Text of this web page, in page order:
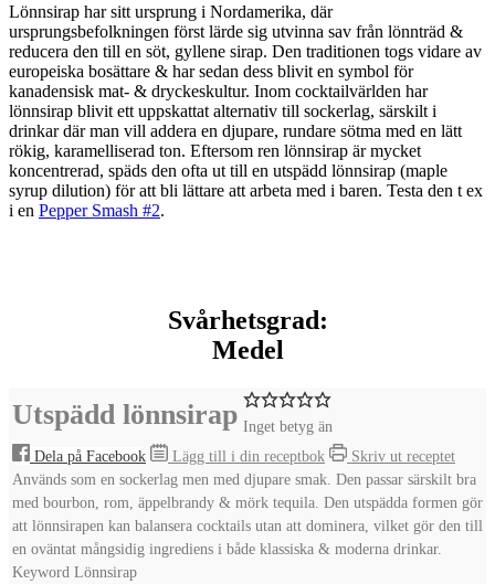
Lönnsirap har sitt ursprung i Nordamerika, där
ursprungsbefolkningen först lärde sig utvinna sav från lönnträd &
reducera den till en söt, gyllene sirap. Den traditionen togs vidare av
europeiska bosättare & har sedan dess blivit en symbol för
kanadensisk mat- & dryckeskultur. Inom cocktailvärlden har
lönnsirap blivit ett uppskattat alternativ till sockerlag, särskilt i
drinkar där man vill addera en djupare, rundare sötma med en lätt
rökig, karamelliserad ton. Eftersom ren lönnsirap är mycket
koncentrerad, späds den ofta ut till en utspädd lönnsirap (maple
syrup dilution) för att bli lättare att arbeta med i baren. Testa den t ex
i en Pepper Smash #2.
Svårhetsgrad:
Medel
Utspädd lönnsirap Inget betyg än
Dela på Facebook
Lägg till i din receptbok
Skriv ut receptet
Används som en sockerlag men med djupare smak. Den passar särskilt bra
med bourbon, rom, äppelbrandy & mörk tequila. Den utspädda formen gör
att lönnsirapen kan balansera cocktails utan att dominera, vilket gör den till
en oväntat mångsidig ingrediens i både klassiska & moderna drinkar.
Keyword Lönnsirap